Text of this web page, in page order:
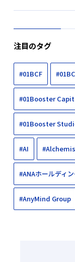
注目のタグ
#01BCF
#01Booster
#01Booster
#AI
#ANAホールディ
#AnyMind Group